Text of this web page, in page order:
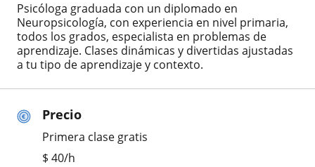
Precio
Primera clase gratis
$ 40/h
Psicóloga graduada con un diplomado en
Neuropsicología, con experiencia en nivel primaria,
todos los grados, especialista en problemas de
aprendizaje. Clases dinámicas y divertidas ajustadas
a tu tipo de aprendizaje y contexto.